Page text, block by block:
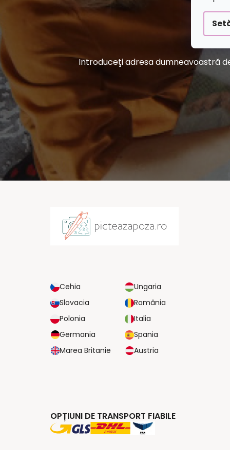
Introduceţi adresa dumneavoastră
Cehia
Ungaria
Slovacia
România
Polonia
Italia
Germania
Spania
Marea Britanie
Austria
OPȚIUNI DE TRANSPORT FIABILE